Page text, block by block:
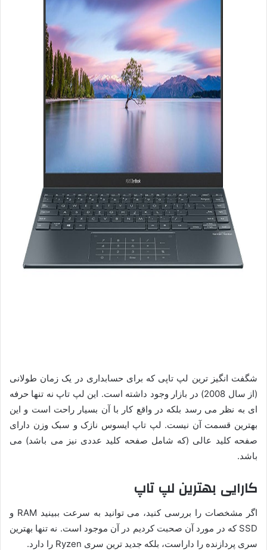
شگفت انگیز ترین لپ تاپی که برای حسابداری در یک زمان طولانی
(از سال 2008) در بازار وجود داشته است. این لپ تاپ نه تنها حرفه
ای به نظر می رسد بلکه در واقع کار با آن بسیار راحت است و این
بهترین قسمت آن نیست. لپ تاپ ایسوس نازک و سبک وزن دارای
صفحه کلید عالی (که شامل صفحه کلید عددی نیز می باشد) می
باشد.
کارایی بهترین لپ تاپ
اگر مشخصات را بررسی کنید، می توانید به سرعت ببینید RAM و
SSD که در مورد آن صحبت کردیم در آن موجود است. نه تنها بهترین
سری پردازنده را داراست، بلکه جدید ترین سری Ryzen را دارد.